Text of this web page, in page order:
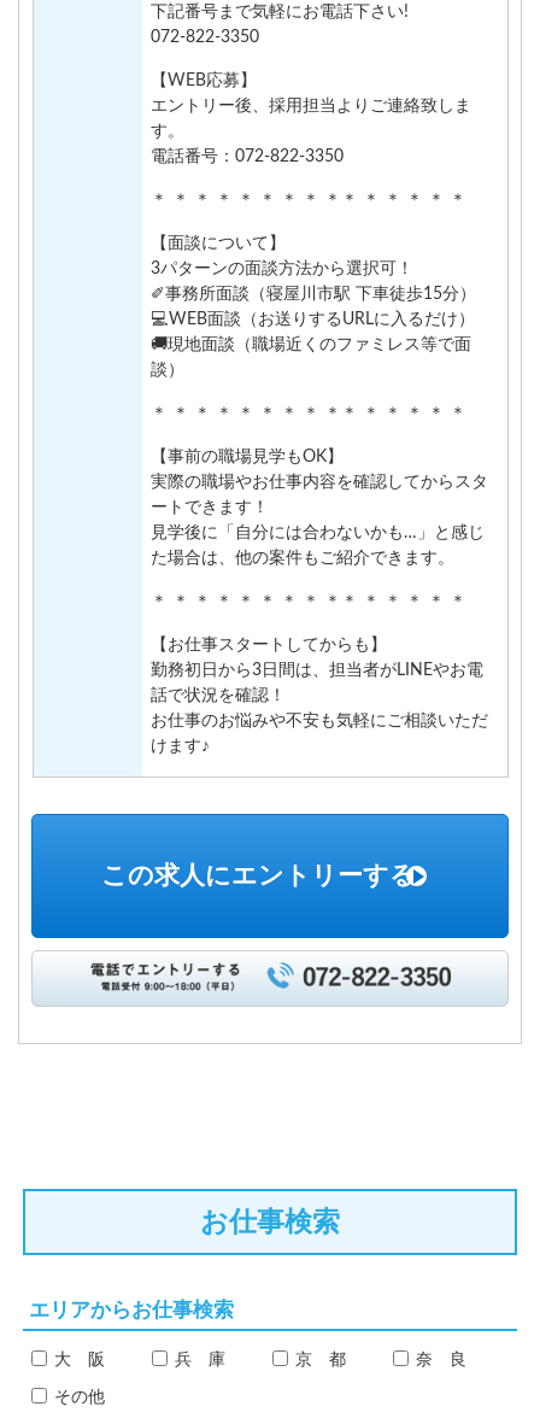
下記番号まで気軽にお電話下さい!
072-822-3350
【WEB応募】
エントリー後、採用担当よりご連絡致しま
す。
電話番号：072-822-3350
＊ ＊ ＊ ＊ ＊ ＊ ＊ ＊ ＊＊ ＊ ＊ ＊ ＊ ＊
【面談について】
3パターンの面談方法から選択可！
✐事務所面談（寝屋川市駅 下車徒歩15分）
💻WEB面談（お送りするURLに入るだけ）
🚚現地面談（職場近くのファミレス等で面
談）
＊ ＊ ＊ ＊ ＊ ＊ ＊ ＊ ＊＊ ＊ ＊ ＊ ＊ ＊
【事前の職場見学もOK】
実際の職場やお仕事内容を確認してからスタ
ートできます！
見学後に「自分には合わないかも…」と感じ
た場合は、他の案件もご紹介できます。
＊ ＊ ＊ ＊ ＊ ＊ ＊ ＊ ＊＊ ＊ ＊ ＊ ＊ ＊
【お仕事スタートしてからも】
勤務初日から3日間は、担当者がLINEやお電
話で状況を確認！
お仕事のお悩みや不安も気軽にご相談いただ
けます♪
この求人にエントリーする
お仕事検索
エリアからお仕事検索
大 阪 兵 庫 京 都 奈 良
その他